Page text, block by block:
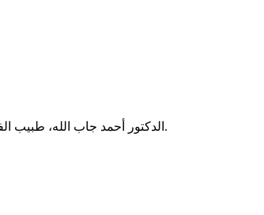
الدكتور أحمد جاب الله، طبيب الفريق الأول لكرة القدم بالنادي الأهلي، قال إن مصطفى شوبير حارس الفريق، شارك اليوم في التدريبات الجماعية بعد تعافيه من إصابة بشد في العضلة الخلفية.